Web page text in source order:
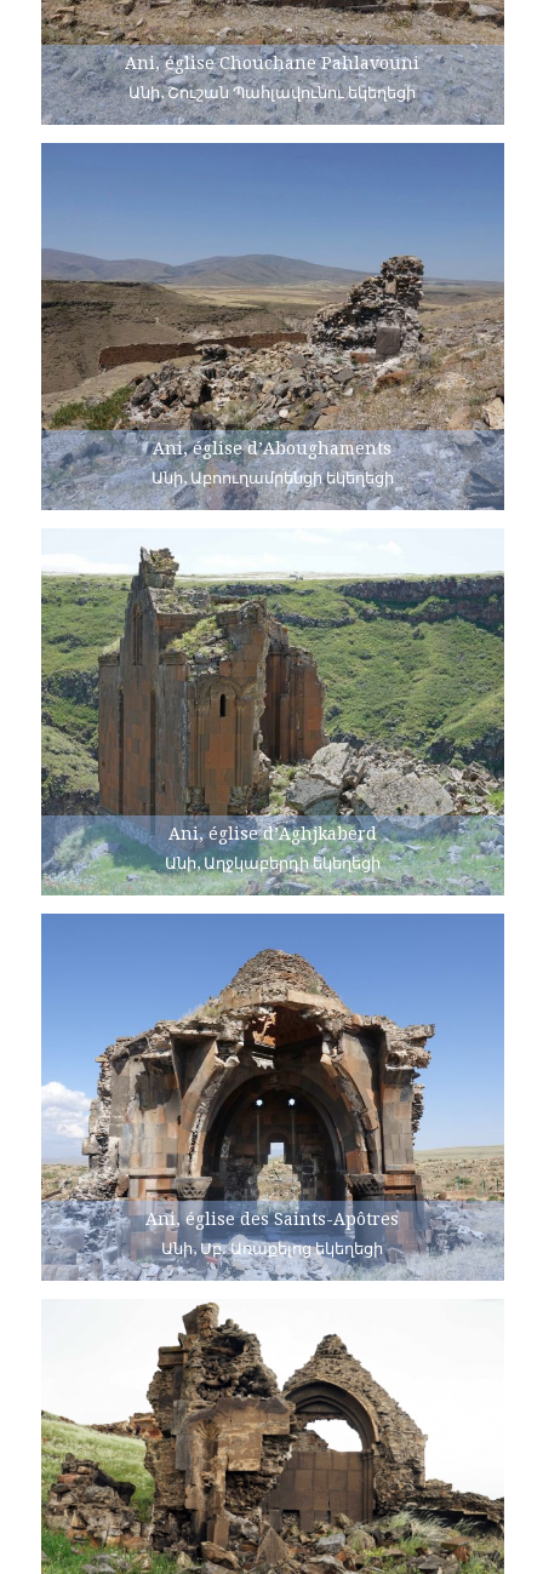
Ani, église Chouchane Pahlavouni
Անի, Շուշան Պահլավունու եկեղեցի
Ani, église d’Aboughaments
Անի, Աբոուղամրենցի եկեղեցի
Ani, église d’Aghjkaberd
Անի, Աղջկաբերդի եկեղեցի
Ani, église des Saints-Apôtres
Անի, Սբ. Առաքելոց եկեղեցի